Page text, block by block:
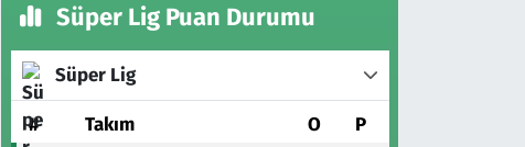
Süper Lig Puan Durumu
Süper Lig
# Takım O P